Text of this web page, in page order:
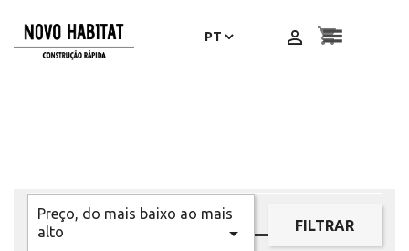
shopping_cart

Preço, do mais baixo ao mais
alto
 FILTRAR